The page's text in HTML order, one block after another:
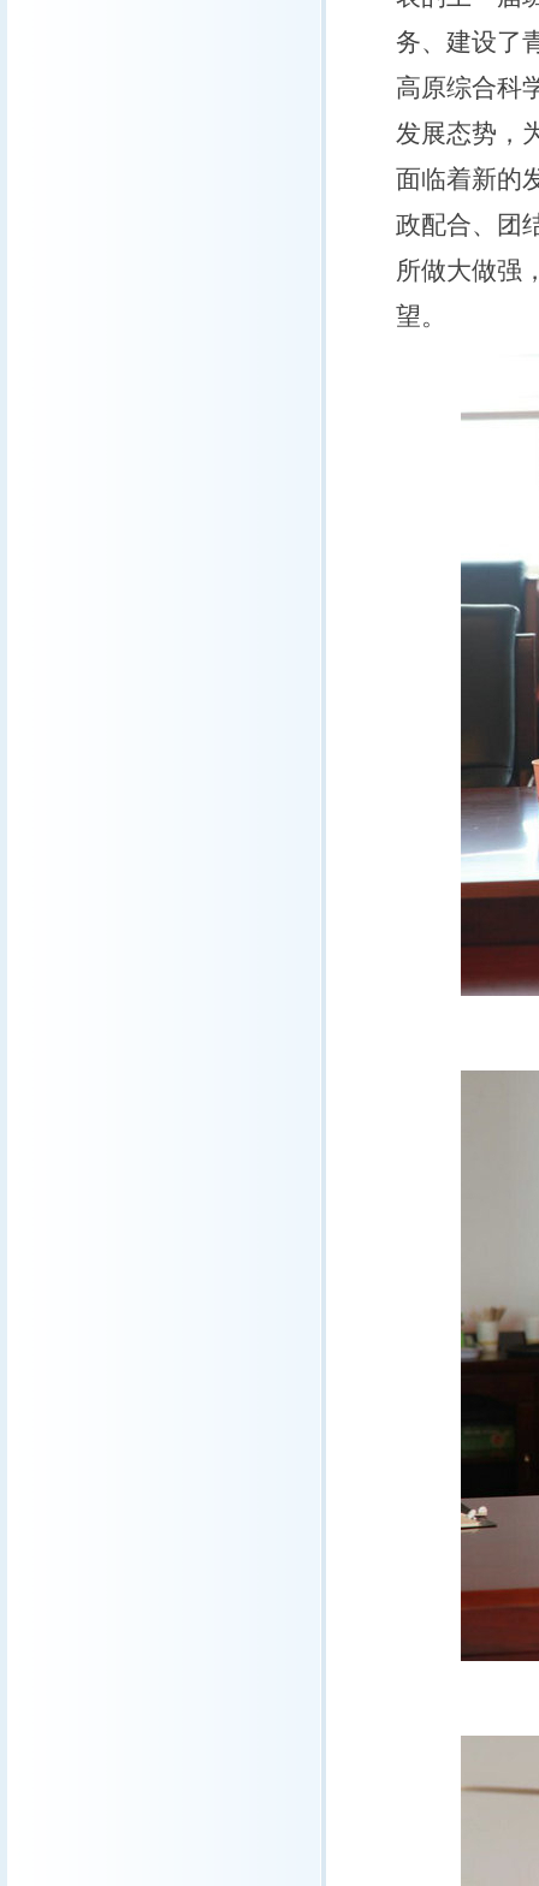
务、建设了
高原综合科
发展态势，
面临着新的
政配合、团
所做大做强
望。